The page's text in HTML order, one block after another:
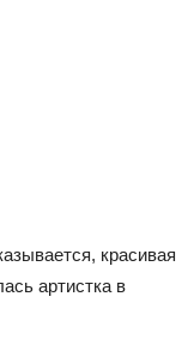
красивая
артистка в